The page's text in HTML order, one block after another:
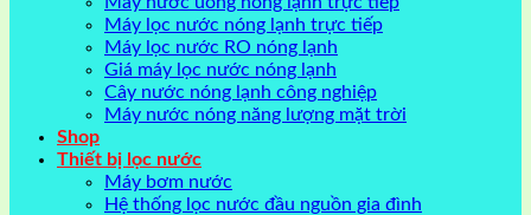
Máy lọc nước nóng lạnh trực tiếp
Máy lọc nước RO nóng lạnh
Giá máy lọc nước nóng lạnh
Cây nước nóng lạnh công nghiệp
Máy nước nóng năng lượng mặt trời
Shop
Thiết bị lọc nước
Máy bơm nước
Hệ thống lọc nước đầu nguồn gia đình